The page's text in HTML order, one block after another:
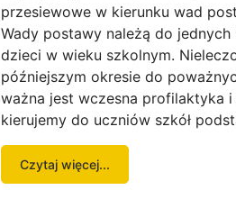
przesiewowe w kierunku wad
Wady postawy należą do
dzieci w wieku szkolnym.
późniejszym okresie do
ważna jest wczesna profilaktyka
kierujemy do uczniów szkół
Czytaj więcej...